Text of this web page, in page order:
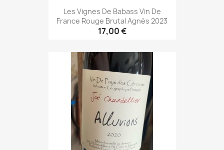
Les Vignes De Babass Vin De
France Rouge Brutal Agnès 2023
17,00 €